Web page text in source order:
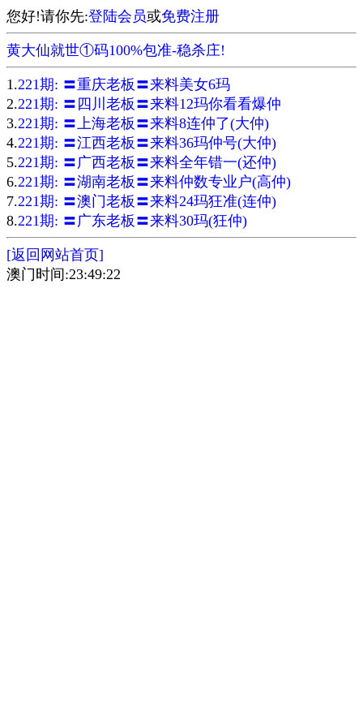
您好!请你先:登陆会员或免费注册
黄大仙就世①码100%包准-稳杀庄!
1.221期: 〓重庆老板〓来料美女6玛
2.221期: 〓四川老板〓来料12玛你看看爆仲
3.221期: 〓上海老板〓来料8连仲了(大仲)
4.221期: 〓江西老板〓来料36玛仲号(大仲)
5.221期: 〓广西老板〓来料全年错一(还仲)
6.221期: 〓湖南老板〓来料仲数专业户(高仲)
7.221期: 〓澳门老板〓来料24玛狂准(连仲)
8.221期: 〓广东老板〓来料30玛(狂仲)
[返回网站首页]
澳门时间:23:49:22